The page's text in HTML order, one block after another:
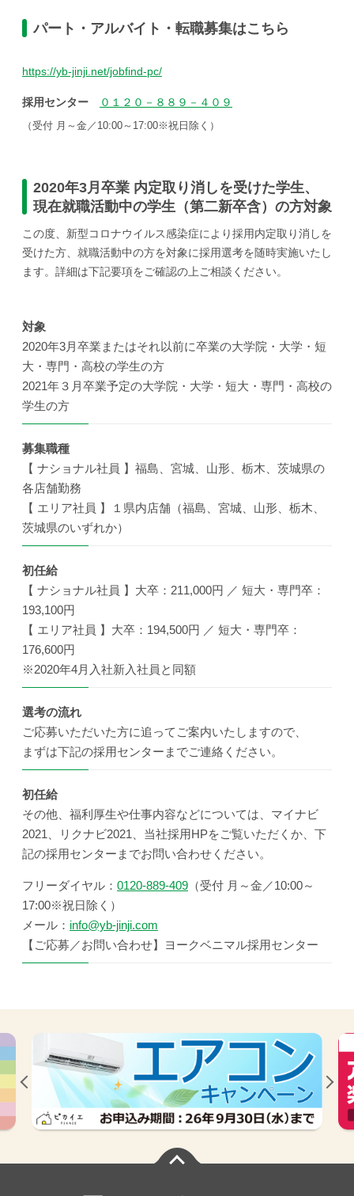
パート・アルバイト・転職募集はこちら
https://yb-jinji.net/jobfind-pc/
採用センター ０１２０－８８９－４０９
（受付 月～金／10:00～17:00※祝日除く）
2020年3月卒業 内定取り消しを受けた学生、
現在就職活動中の学生（第二新卒含）の方対象
この度、新型コロナウイルス感染症により採用内定取り消しを
受けた方、就職活動中の方を対象に採用選考を随時実施いたし
ます。詳細は下記要項をご確認の上ご相談ください。
対象
2020年3月卒業またはそれ以前に卒業の大学院・大学・短
大・専門・高校の学生の方
2021年３月卒業予定の大学院・大学・短大・専門・高校の
学生の方
募集職種
【 ナショナル社員 】福島、宮城、山形、栃木、茨城県の
各店舗勤務
【 エリア社員 】１県内店舗（福島、宮城、山形、栃木、
茨城県のいずれか）
初任給
【 ナショナル社員 】大卒：211,000円 ／ 短大・専門卒：
193,100円
【 エリア社員 】大卒：194,500円 ／ 短大・専門卒：
176,600円
※2020年4月入社新入社員と同額
選考の流れ
ご応募いただいた方に追ってご案内いたしますので、
まずは下記の採用センターまでご連絡ください。
初任給
その他、福利厚生や仕事内容などについては、マイナビ
2021、リクナビ2021、当社採用HPをご覧いただくか、下
記の採用センターまでお問い合わせください。
フリーダイヤル： 0120-889-409 （受付 月～金／10:00～
17:00※祝日除く）
メール： info@yb-jinji.com
【ご応募／お問い合わせ】ヨークベニマル採用センター